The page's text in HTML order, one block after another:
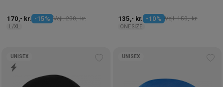
170,- kr. -15% Vejl. 200,- kr.
L/XL
135,- kr. -10% Vejl. 150,- kr.
ONE SIZE
UNISEX UNISEX